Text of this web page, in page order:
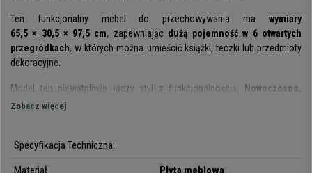
Ten funkcjonalny mebel do przechowywania ma wymiary
65,5 × 30,5 × 97,5 cm, zapewniając dużą pojemność w 6 otwartych
przegródkach, w których można umieścić książki, teczki lub przedmioty
dekoracyjne.
Model ten niewątpliwie łączy styl z funkcjonalnością.
Nowoczesne,
pełne prostoty wzornictwo
Do produkcji regału użyto
Zobacz więcej
Specyfikacja Techniczna:
Materiał
Płyta meblowa